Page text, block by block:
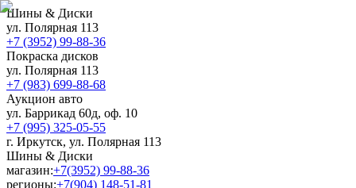
Шины & Диски
ул. Полярная 113
+7 (3952) 99-88-36
Покраска дисков
ул. Полярная 113
+7 (983) 699-88-68
Аукцион авто
ул. Баррикад 60д, оф. 10
+7 (995) 325-05-55
г. Иркутск, ул. Полярная 113
Шины & Диски
магазин:+7(3952) 99-88-36
регионы:+7(904) 148-51-81